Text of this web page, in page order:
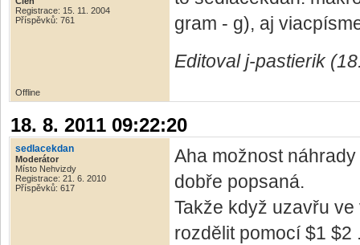
Registrace: 15. 11. 2004
Příspěvků: 761
gram - g), aj
Editoval j-pastierik
Offline
18. 8. 2011 09:22:20
sedlacekdan
Moderátor
Místo Nehvizdy
Registrace: 21. 6. 2010
Příspěvků: 617
Aha možnost
dobře popsaná.
Takže když uzavřu
rozdělit pomocí $1 $2